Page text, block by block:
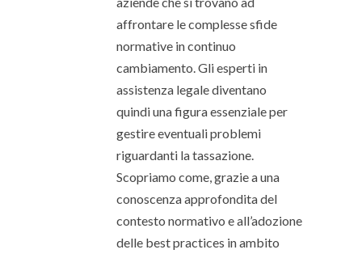
affrontare le complesse sfide
normative in continuo
cambiamento. Gli esperti in
assistenza legale diventano
quindi una figura essenziale per
gestire eventuali problemi
riguardanti la tassazione.
Scopriamo come, grazie a una
conoscenza approfondita del
contesto normativo e all’adozione
delle best practices in ambito